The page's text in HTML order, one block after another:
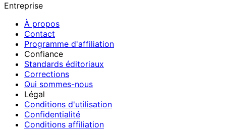
Entreprise
À propos
Contact
Programme d'affiliation
Confiance
Standards éditoriaux
Corrections
Qui sommes-nous
Légal
Conditions d'utilisation
Confidentialité
Conditions affiliation